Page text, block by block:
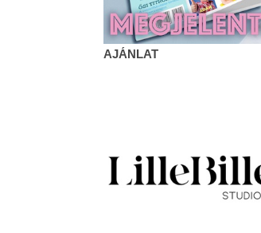
AJÁNLAT